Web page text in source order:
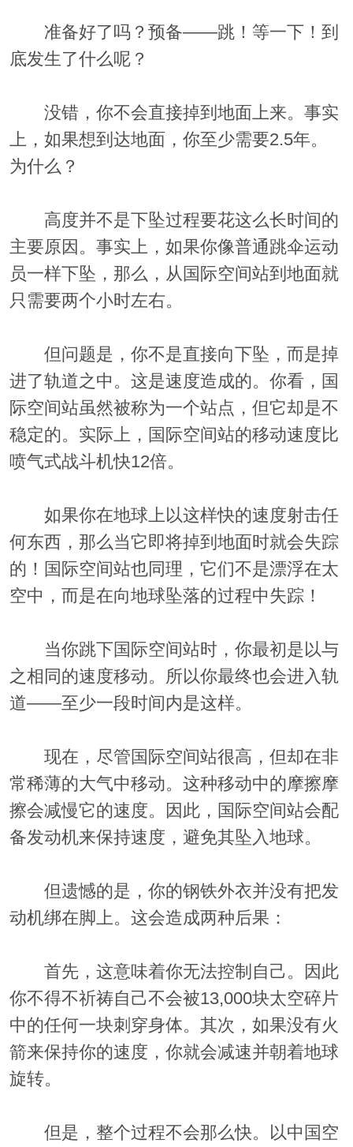
准备好了吗？预备——跳！等一下！到
底发生了什么呢？
没错，你不会直接掉到地面上来。事实
上， 如果想到达地面，你至少需要2.5年。
为什么？
高度并不是下坠过程要花这么长时间的
主要原因。事实上，如果你像普通跳伞运动
员一样下坠，那么，从国际空间站到地面就
只需要两个小时左右。
但问题是， 你不是直接向下坠，而是掉
进了轨道之中 。这是速度造成的。你看，国
际空间站虽然被称为一个站点，但它却是不
稳定的。实际上，国际空间站的移动速度比
喷气式战斗机快12倍。
如果你在地球上以这样快的速度射击任
何东西，那么当它即将掉到地面时就会失踪
的！国际空间站也同理，它们不是漂浮在太
空中，而是在向地球坠落的过程中失踪！
当你跳下国际空间站时，你最初是以与
之相同的速度移动。所以你最终也会进入轨
道——至少一段时间内是这样。
现在，尽管国际空间站很高，但却在非
常稀薄的大气中移动。这种移动中的摩擦摩
擦会减慢它的速度。因此，国际空间站会配
备发动机来保持速度，避免其坠入地球。
但遗憾的是，你的钢铁外衣并没有把发
动机绑在脚上。这会造成两种后果：
首先，这意味着你无法控制自己。因此
你不得不祈祷自己不会被13,000块太空碎片
中的任何一块刺穿身体。其次， 如果没有火
箭来保持你的速度，你就会减速并朝着地球
旋转。
但是，整个过程不会那么快。以中国空